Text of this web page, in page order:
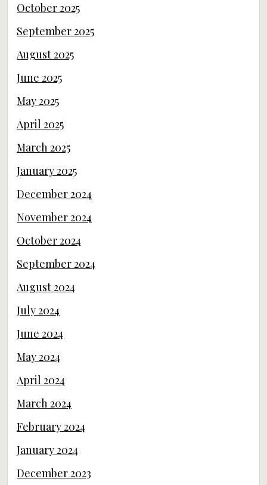
October 2025
September 2025
August 2025
June 2025
May 2025
April 2025
March 2025
January 2025
December 2024
November 2024
October 2024
September 2024
August 2024
July 2024
June 2024
May 2024
April 2024
March 2024
February 2024
January 2024
December 2023